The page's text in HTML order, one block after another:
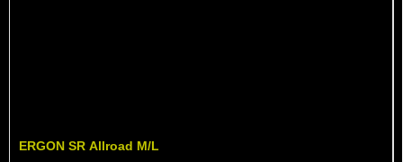
ERGON SR Allroad M/L